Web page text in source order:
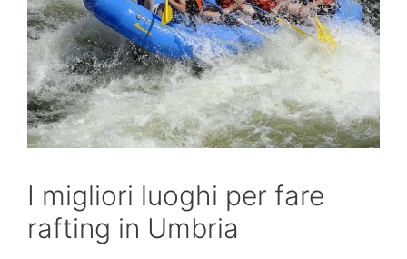
I migliori luoghi per fare
rafting in Umbria